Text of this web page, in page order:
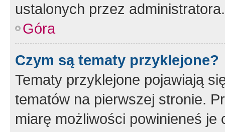
ustalonych przez administratora.
Góra
Czym są tematy przyklejone?
Tematy przyklejone pojawiają
tematów na pierwszej stronie.
miarę możliwości powinieneś je